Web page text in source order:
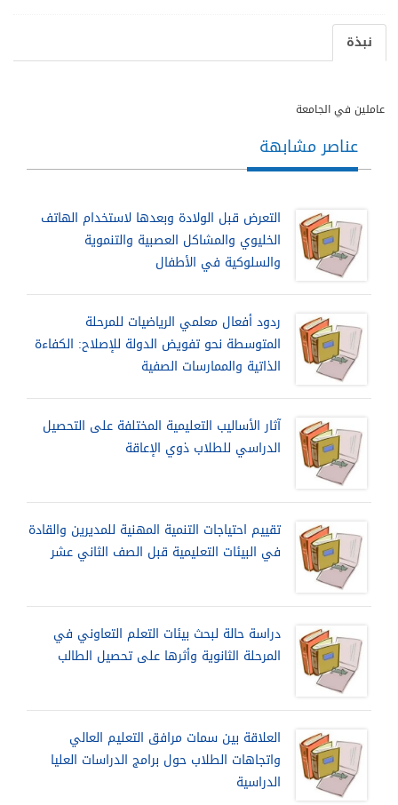
نبذة
عاملين في الجامعة
عناصر مشابهة
التعرض قبل الولادة وبعدها لاستخدام الهاتف
الخليوي والمشاكل العصبية والتنموية
والسلوكية في الأطفال
ردود أفعال معلمي الرياضيات للمرحلة
المتوسطة نحو تفويض الدولة للإصلاح: الكفاءة
الذاتية والممارسات الصفية
آثار الأساليب التعليمية المختلفة على التحصيل
الدراسي للطلاب ذوي الإعاقة
تقييم احتياجات التنمية المهنية للمديرين والقادة
في البيئات التعليمية قبل الصف الثاني عشر
دراسة حالة لبحث بيئات التعلم التعاوني في
المرحلة الثانوية وأثرها على تحصيل الطالب
العلاقة بين سمات مرافق التعليم العالي
واتجاهات الطلاب حول برامج الدراسات العليا
الدراسية